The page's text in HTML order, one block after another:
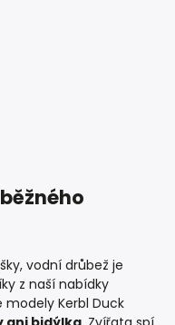
vodní drůbež je
z naší nabídky
Kerbl Duck